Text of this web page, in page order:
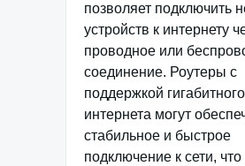
позволяет подключить
устройств к интернету
проводное или
соединение. Роутеры с
поддержкой гигабитного
интернета могут
стабильное и быстрое
подключение к сети, что